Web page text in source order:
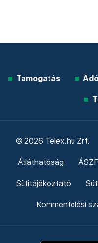
Támogatás
© 2026 Telex.hu Zrt.
Átláthatóság ÁSZF
Sütitájékoztató
Kommentelési